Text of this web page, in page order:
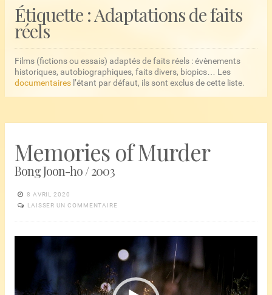
Étiquette :Adaptations de faits
réels
Films (fictions ou essais) adaptés de faits réels : évènements
historiques, autobiographiques, faits divers, biopics… Les
documentaires l’étant par défaut, ils sont exclus de cette liste.
Memories of Murder
Bong Joon-ho / 2003
8 AVRIL 2020
LAISSER UN COMMENTAIRE